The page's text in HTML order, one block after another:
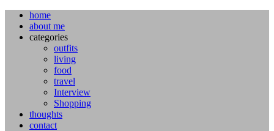
home
about me
categories
outfits
living
food
travel
Interview
Shopping
thoughts
contact